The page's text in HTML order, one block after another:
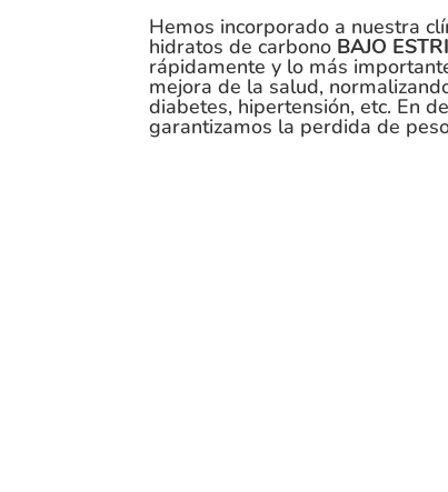
Hemos incorporado a nuestra
hidratos de carbono BAJO
rápidamente y lo más
mejora de la salud,
diabetes, hipertensión, etc. En
garantizamos la perdida de